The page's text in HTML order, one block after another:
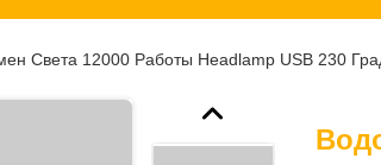
Света 12000 Работы Headlamp USB 230